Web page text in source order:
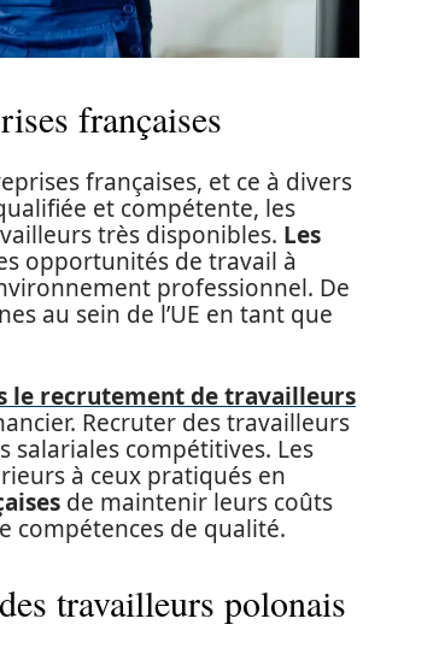
françaises
françaises, et ce à divers
et compétente, les
très disponibles. Les
opportunités de travail à
professionnel. De
au sein de l’UE en tant que
le recrutement de travailleurs
Recruter des travailleurs
compétitives. Les
à ceux pratiqués en
de maintenir leurs coûts
compétences de qualité.
travailleurs polonais